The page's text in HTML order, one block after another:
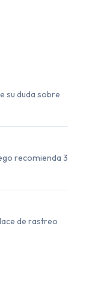
su duda sobre
recomienda 3
de rastreo